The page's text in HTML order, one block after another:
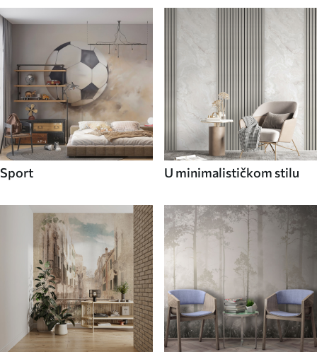
Sport U minimalističkom stilu